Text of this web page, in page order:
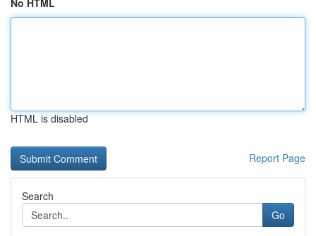
No HTML
HTML is disabled
Report Page
Search
Go